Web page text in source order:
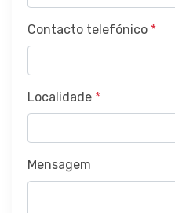
Contacto telefónico *
Localidade *
Mensagem